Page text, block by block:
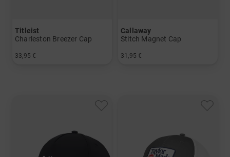
Titleist
Charleston Breezer Cap
33,95 €
Callaway
Stitch Magnet Cap
31,95 €